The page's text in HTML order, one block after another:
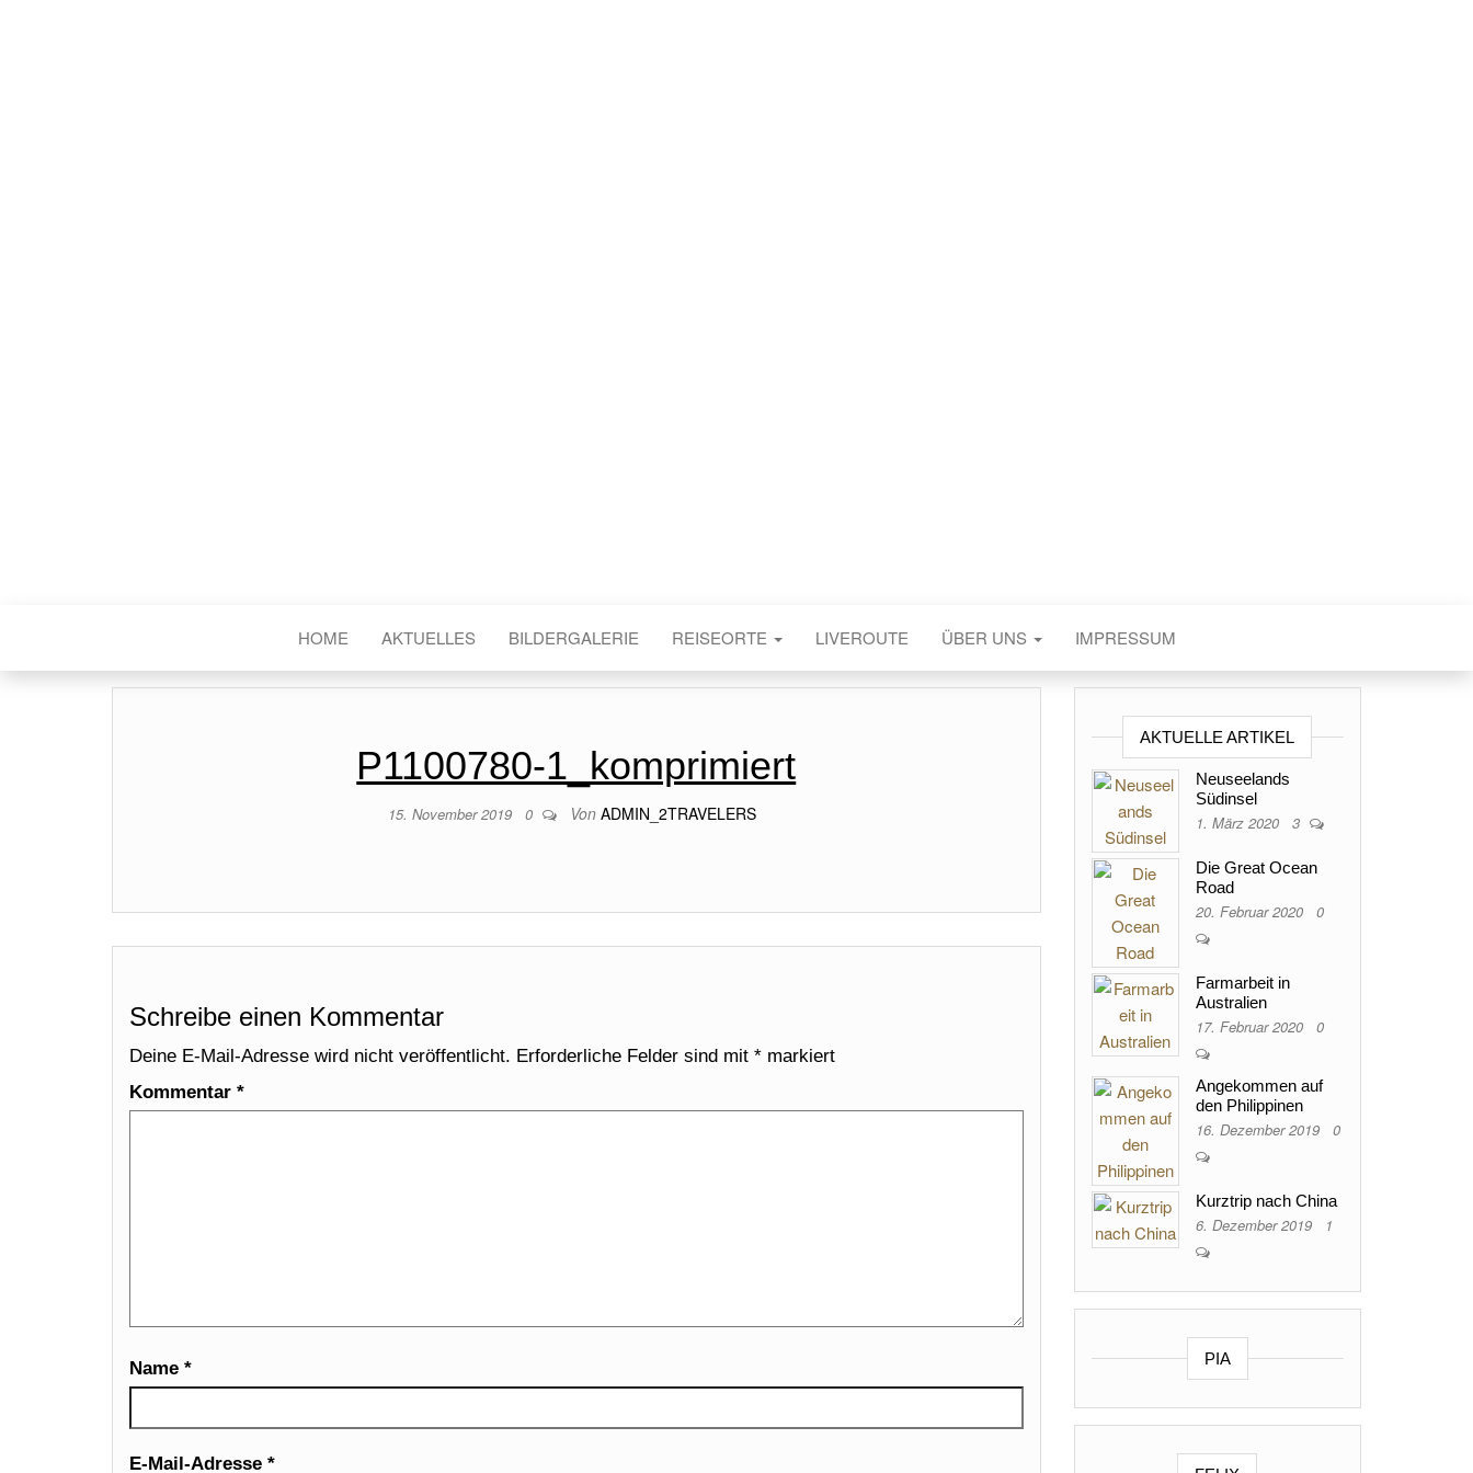
HOME AKTUELLES BILDERGALERIE REISEORTE LIVEROUTE ÜBER UNS IMPRESSUM
P1100780-1_komprimiert
15. November 2019 0 Von ADMIN_2TRAVELERS
Schreibe einen Kommentar
Deine E-Mail-Adresse wird nicht veröffentlicht. Erforderliche Felder sind mit * markiert
Kommentar *
Name *
E-Mail-Adresse *
AKTUELLE ARTIKEL
Neuseelands
Südinsel
1. März 2020 3
Die Great Ocean
Road
20. Februar 2020 0
Farmarbeit in
Australien
17. Februar 2020 0
Angekommen auf
den Philippinen
16. Dezember 2019 0
Kurztrip nach China
6. Dezember 2019 1
PIA